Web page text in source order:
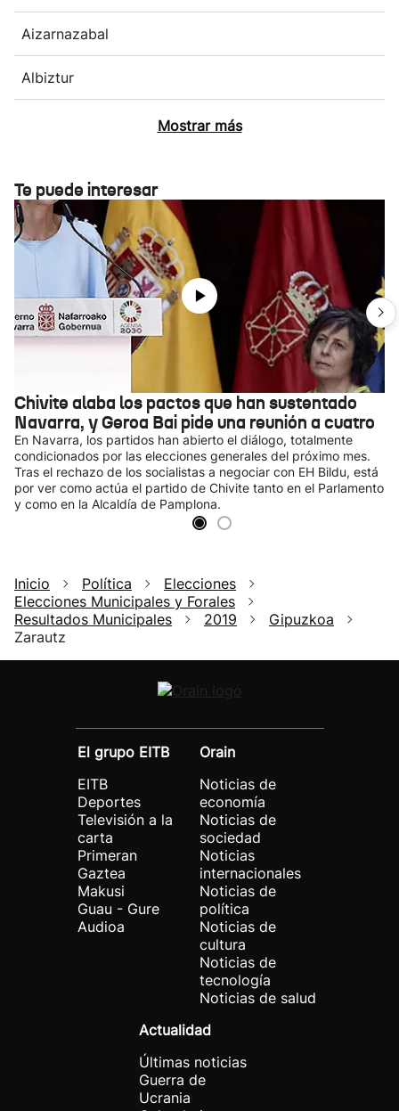
Aizarnazabal
Albiztur
Mostrar más
Te puede interesar
Chivite alaba los pactos que han sustentado
Navarra, y Geroa Bai pide una reunión a cuatro
En Navarra, los partidos han abierto el diálogo, totalmente
condicionados por las elecciones generales del próximo mes.
Tras el rechazo de los socialistas a negociar con EH Bildu, está
por ver como actúa el partido de Chivite tanto en el Parlamento
y como en la Alcaldía de Pamplona.
Inicio Política
Elecciones
Elecciones Municipales y Forales
Resultados Municipales
2019
Gipuzkoa
Zarautz
El grupo EITB
EITB
Deportes
Televisión a la
carta
Primeran
Gaztea
Makusi
Guau - Gure
Audioa
Orain
Noticias de
economía
Noticias de
sociedad
Noticias
internacionales
Noticias de
política
Noticias de
cultura
Noticias de
tecnología
Noticias de salud
Actualidad
Últimas noticias
Guerra de
Ucrania